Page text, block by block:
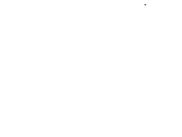
техническим директором